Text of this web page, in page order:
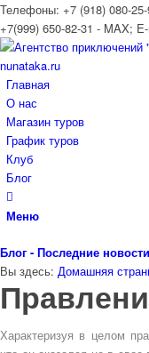
Телефоны: +7 (918) 080-
+7(999) 650-82-31 - MAX;
Главная
О нас
Магазин туров
График туров
Клуб
Блог
Меню
Блог - Последние новости
Вы здесь: Домашняя
Характеризуя в целом